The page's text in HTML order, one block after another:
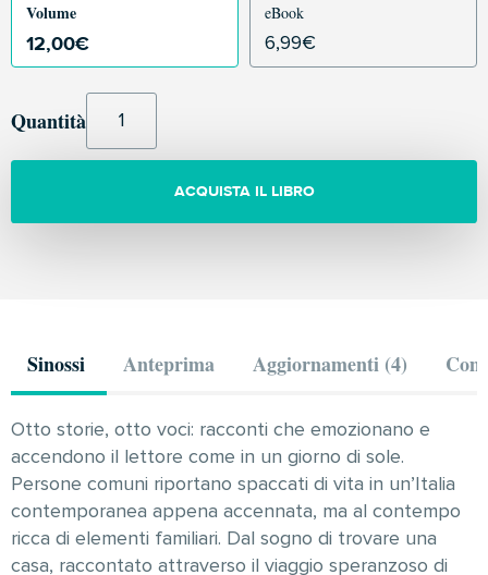
Volume
12,00€
eBook
6,99€
Quantità
ACQUISTA IL LIBRO
Sinossi Anteprima Aggiornamenti (4)
Otto storie, otto voci: racconti che emozionano e
accendono il lettore come in un giorno di sole.
Persone comuni riportano spaccati di vita in un’Italia
contemporanea appena accennata, ma al contempo
ricca di elementi familiari. Dal sogno di trovare una
casa, raccontato attraverso il viaggio speranzoso di